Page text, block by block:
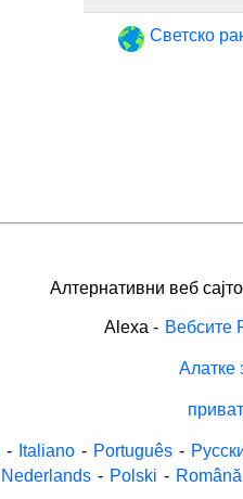
Светско
Алтернативни веб
Alexa - Вебсите
Алатке
- Italiano - Português -
Nederlands - Polski - Română